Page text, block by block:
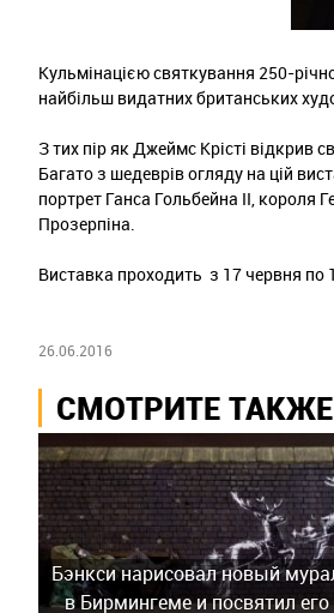
Кульмінацією святкування 250-
найбільш видатних британських
З тих пір як Джеймс Крісті відкрив
Багато з шедеврів огляду на цій
портрет Ганса Гольбейна II, короля
Прозерпіна.
Виставка проходить з 17 червня по
26.06.2016
СМОТРИТЕ ТАКЖЕ
Бэнкси нарисовал новый
в Бирмингеме и посвятил его